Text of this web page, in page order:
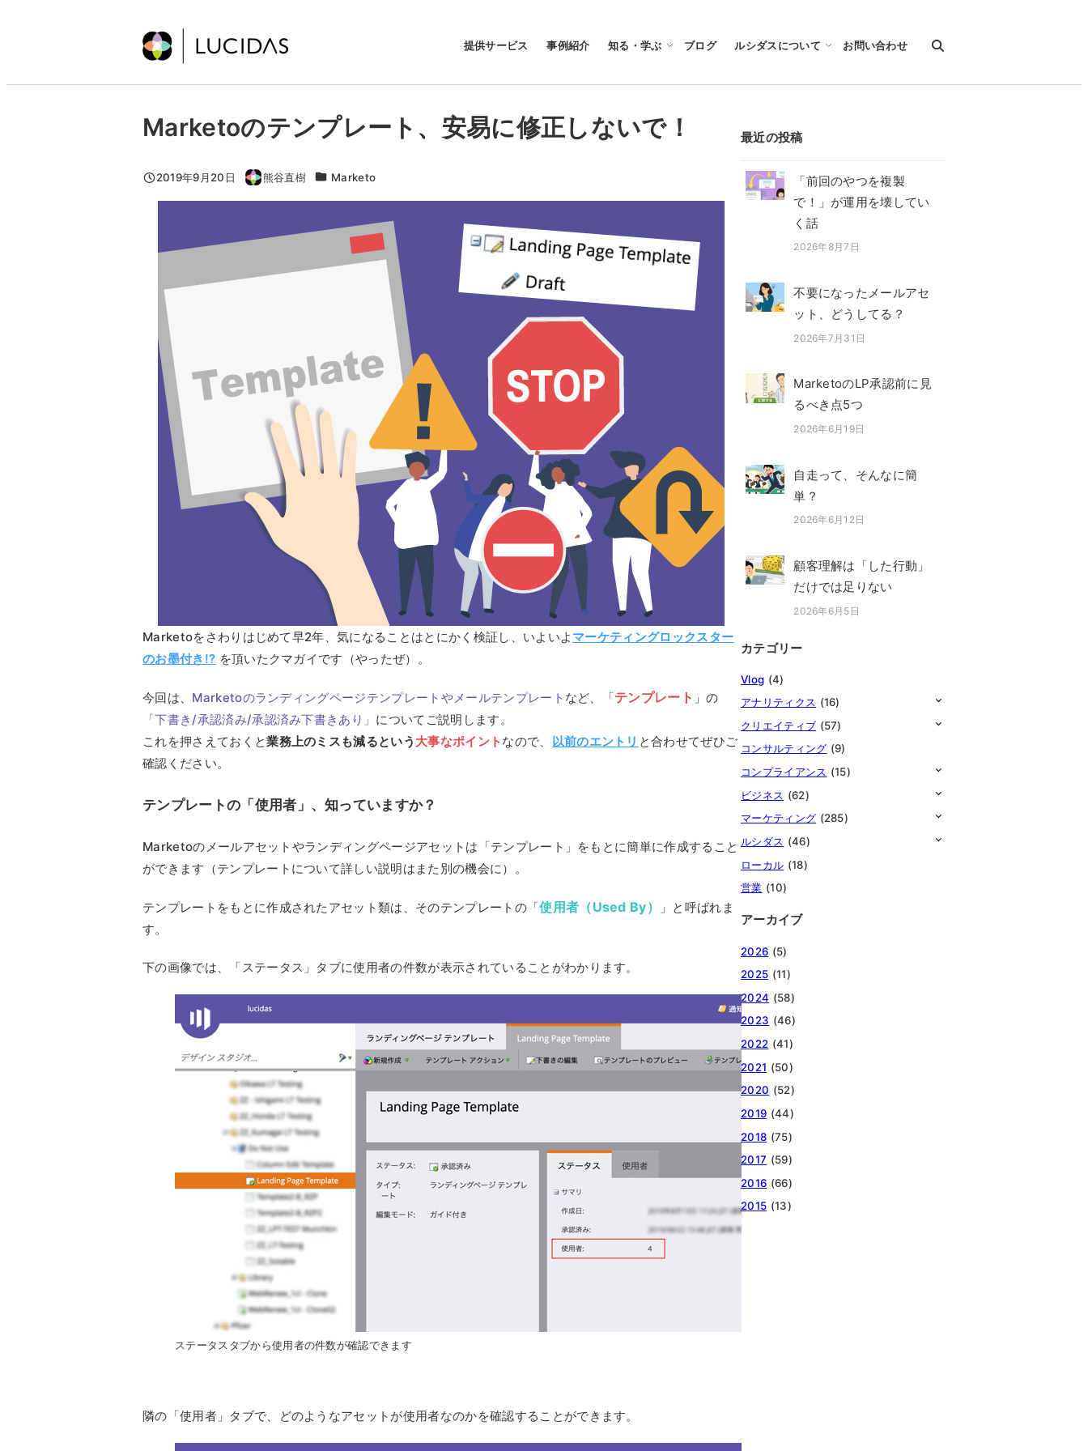
コ
提供サービス 事例紹介 知る・学ぶ ブログ ルシダスについて お問い合わせ
Marketoのテンプレート、安易に修正しないで！
投稿日
2019年9月20日
著
者
熊谷直樹 カテゴリー
Marketo
Marketoをさわりはじめて早2年、気になることはとにかく検証し、いよいよ マーケティングロックスター
のお墨付き!? を頂いたクマガイです（やったぜ）。
今回は、 Marketoのランディングページテンプレートやメールテンプレート など、「テンプレート 」の
「下書き/承認済み/承認済み下書きあり」 についてご説明します。
これを押さえておくと業務上のミスも減るという 大事なポイント なので、 以前のエントリ と合わせてぜひご
確認ください。
テンプレートの「使用者」、知っていますか？
Marketoのメールアセットやランディングページアセットは「テンプレート」をもとに簡単に作成すること
ができます（テンプレートについて詳しい説明はまた別の機会に）。
テンプレートをもとに作成されたアセット類は、そのテンプレートの「使用者（Used By）
」と呼ばれま
す。
下の画像では、「ステータス」タブに使用者の件数が表示されていることがわかります。
ステータスタブから使用者の件数が確認できます
隣の「使用者」タブで、どのようなアセットが使用者なのかを確認することができます。
最近の投稿
「前回のやつを複製
で！」が運用を壊してい
く話
投稿日
2026年8月7日
不要になったメールアセ
ット、どうしてる？
投稿日
2026年7月31日
MarketoのLP承認前に見
るべき点5つ
投稿日
2026年6月19日
自走って、そんなに簡
単？
投稿日
2026年6月12日
顧客理解は「した行動」
だけでは足りない
投稿日
2026年6月5日
カテゴリー
Vlog (4)
アナリティクス (16)
クリエイティブ (57)
コンサルティング (9)
コンプライアンス (15)
ビジネス (62)
マーケティング (285)
ルシダス (46)
ローカル (18)
営業 (10)
アーカイブ
2026 (5)
2025 (11)
2024 (58)
2023 (46)
2022 (41)
2021 (50)
2020 (52)
2019 (44)
2018 (75)
2017 (59)
2016 (66)
2015 (13)